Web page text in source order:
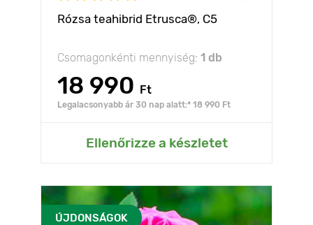
Rózsa teahibrid Etrusca®, C5
Csomagonkénti mennyiség: 1 db
18 990 Ft
Legalacsonyabb ár 30 nap alatt:* 18 990 Ft
Ellenőrizze a készletet
ÚJDONSÁGOK